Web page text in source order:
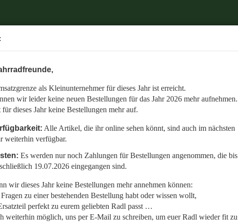
als Kleinunternehmer für dieses Jahr ist erreicht.
wir leider keine neuen Bestellungen für das Jahr 2026 mehr aufnehmen.
dieses Jahr keine Bestellungen mehr auf.
Alle Artikel, die ihr online sehen könnt, sind auch im nächsten
weiterhin verfügbar.
Es werden nur noch Zahlungen für Bestellungen angenommen, die bis
19.07.2026 eingegangen sind.
wir dieses Jahr keine Bestellungen mehr annehmen können:
zu einer bestehenden Bestellung habt oder wissen wollt,
perfekt zu eurem geliebten Radl passt …
weiterhin möglich, uns per E-Mail zu schreiben, um euer Radl wieder fit zu
Herzlich Willkommen bei
aufnehmen.
im nächsten Jahr weiterhin verfügbar.
die bis einschließlich 19.07.2026 eingegangen sind.
wieder fit zu bekommen.
auf den gemeinsamen Start in die neue Saison am 01.01.2027!
» Nabenschaltung ✶ 2-12 Gang ✶ Dual Drive »
Spacer Kunststoff Schwarz Festgriff Nabenschaltung Grip shift Schalter
Letzter »